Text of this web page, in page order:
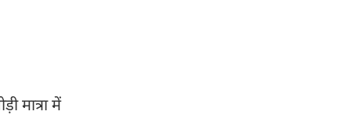
मात्रा में